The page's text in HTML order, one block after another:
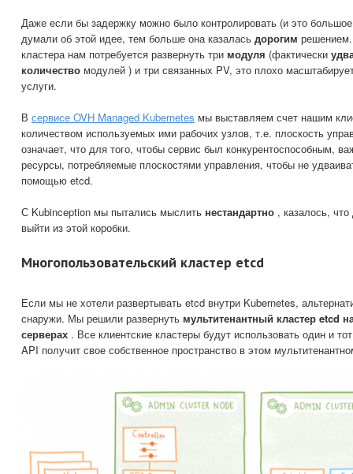
Даже если бы задержку можно было контролировать (и это
думали об этой идее, тем больше она казалась дорогим решением.
кластера нам потребуется развернуть три модуля (фактически
количество модулей ) и три связанных PV, это плохо
услуги.
В сервисе OVH Managed Kubernetes мы выставляем счет нашим
количеством используемых ими рабочих узлов, т.е. плоскость
означает, что для того, чтобы сервис был конкурентоспособным,
ресурсы, потребляемые плоскостями управления, чтобы не
помощью etcd.
С Kubinception мы пытались мыслить нестандартно , казалось,
выйти из этой коробки.
Многопользовательский кластер etcd
Если мы не хотели развертывать etcd внутри Kubernetes,
снаружи. Мы решили развернуть мультитенантный кластер etcd
серверах . Все клиентские кластеры будут использовать один и
API получит свое собственное пространство в этом